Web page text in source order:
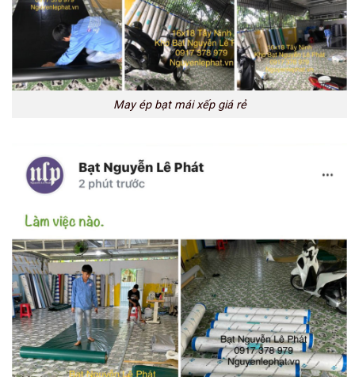
May ép bạt mái xếp giá rẻ